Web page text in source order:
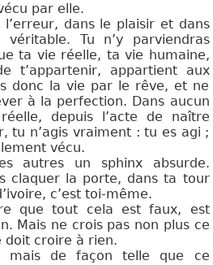
par elle.
dans le plaisir et dans
Tu n’y parviendras
ta vie réelle, ta vie humaine,
t’appartenir, appartient aux
donc la vie par le rêve, et ne
à la perfection. Dans aucun
depuis l’acte de naître
tu n’agis vraiment : tu es agi ;
vécu.
autres un sphinx absurde.
claquer la porte, dans ta tour
c’est toi-même.
que tout cela est faux, est
Mais ne crois pas non plus ce
doit croire à rien.
mais de façon telle que ce